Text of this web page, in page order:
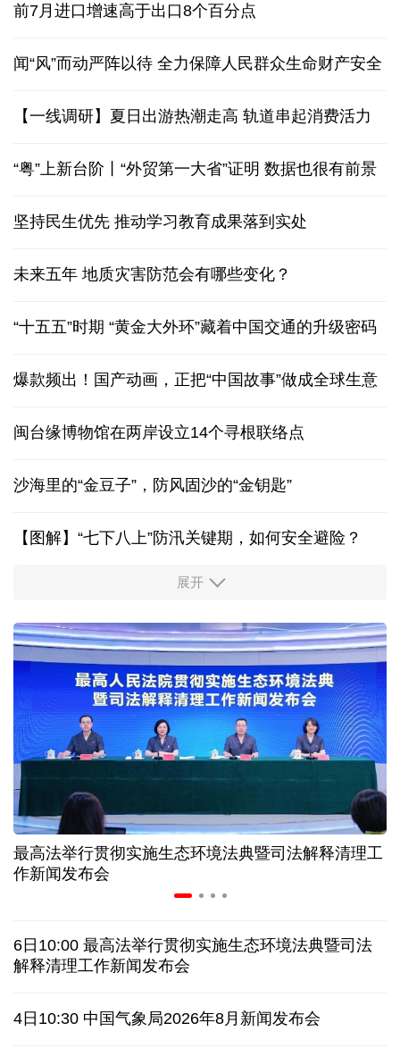
前7月进口增速高于出口8个百分点
闻“风”而动严阵以待 全力保障人民群众生命财产安全
【一线调研】夏日出游热潮走高 轨道串起消费活力
“粤”上新台阶丨“外贸第一大省”证明 数据也很有前景
坚持民生优先 推动学习教育成果落到实处
未来五年 地质灾害防范会有哪些变化？
“十五五”时期 “黄金大外环”藏着中国交通的升级密码
爆款频出！国产动画，正把“中国故事”做成全球生意
闽台缘博物馆在两岸设立14个寻根联络点
沙海里的“金豆子”，防风固沙的“金钥匙”
【图解】“七下八上”防汛关键期，如何安全避险？
活力中国调研行丨安徽的定力与活力
历经十余年，西藏南木林：昔日荒河滩 今时富绿洲
情满天山 援疆印记丨安徽支教生赢得桃李秀昆仑
从助力重建家园到治理乡村西藏扎西岗乡的乡贤力量
上半年医药工业创新加速突破 研发实力不断提升
夏日经济乘“热”而上 消费市场向“新”而行
南京大屠杀历史不容篡改 日本打“核爆”牌洗不掉血债
深山里的全球冠军：海外“Z世代”在黔读懂中国机遇
展开
最高法举行贯彻实施生态环境法典暨司法解释清理工
作新闻发布会
6日10:00 最高法举行贯彻实施生态环境法典暨司法
解释清理工作新闻发布会
4日10:30 中国气象局2026年8月新闻发布会